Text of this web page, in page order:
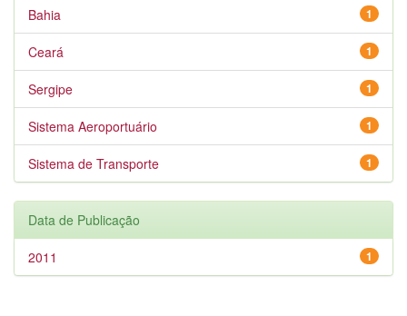
1
Bahia
1
Ceará
1
Sergipe
1
Sistema Aeroportuário
1
Sistema de Transporte
Data de Publicação
1
2011